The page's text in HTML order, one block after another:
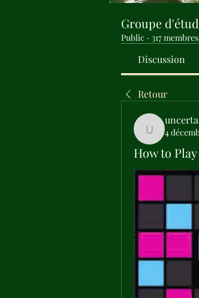
Groupe
Public · 317 membres
Discussion
Retour
4
How to